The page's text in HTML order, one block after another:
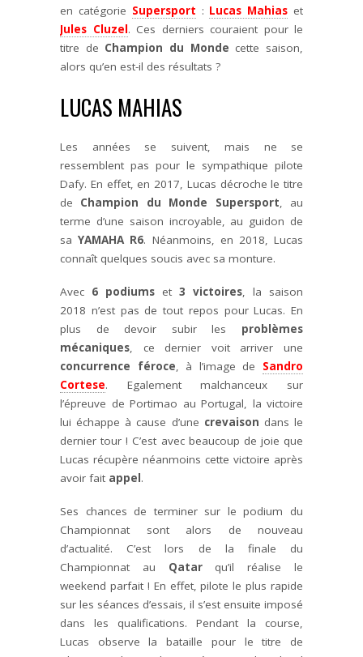
en catégorie Supersport : Lucas Mahias et
Jules Cluzel. Ces derniers couraient pour le
titre de Champion du Monde cette saison,
alors qu’en est-il des résultats ?
LUCAS MAHIAS
Les années se suivent, mais ne se
ressemblent pas pour le sympathique pilote
Dafy. En effet, en 2017, Lucas décroche le titre
de Champion du Monde Supersport, au
terme d’une saison incroyable, au guidon de
saYAMAHA R6. Néanmoins, en 2018, Lucas
connaît quelques soucis avec sa monture.
Avec 6 podiums et 3 victoires, la saison
2018 n’est pas de tout repos pour Lucas. En
plus de devoir subir les problèmes
mécaniques, ce dernier voit arriver une
concurrence féroce, à l’image de Sandro
Cortese. Egalement malchanceux sur
l’épreuve de Portimao au Portugal, la victoire
lui échappe à cause d’une crevaison dans le
dernier tour ! C’est avec beaucoup de joie que
Lucas récupère néanmoins cette victoire après
avoir fait appel.
Ses chances de terminer sur le podium du
Championnat sont alors de nouveau
d’actualité. C’est lors de la finale du
Championnat au Qatarqu’il réalise le
weekend parfait ! En effet, pilote le plus rapide
sur les séances d’essais, il s’est ensuite imposé
dans les qualifications. Pendant la course,
Lucas observe la bataille pour le titre de